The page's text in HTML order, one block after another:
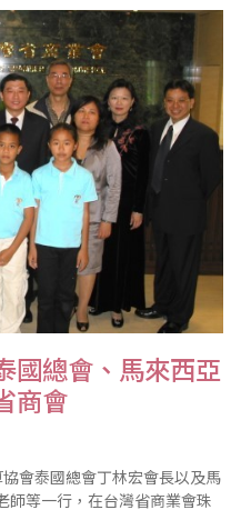
舉辦，下圖為各考區舉辦檢定
國總會、馬來西亞
商會
會泰國總會丁林宏會長以及馬
師等一行，在台灣省商業會珠